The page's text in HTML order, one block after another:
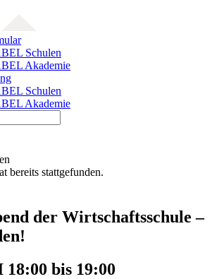
Schulen
Akademie
Schulen
Akademie
bereits stattgefunden.
der Wirtschaftsschule –
18:00 bis 19:00